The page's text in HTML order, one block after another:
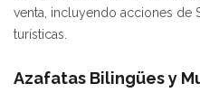
venta, incluyendo acciones de
turísticas.
Azafatas Bilingües y